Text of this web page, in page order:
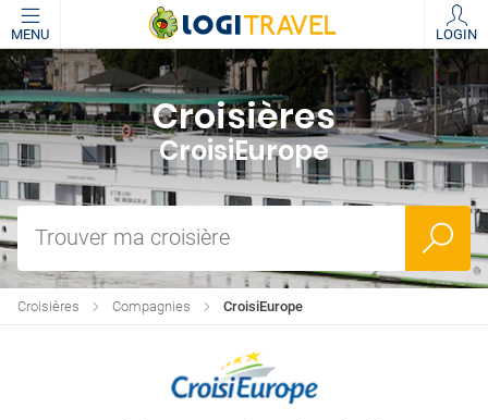
MENU LOGIN
Croisières
CroisiEurope
Trouver ma croisière
CroisiEurope
Compagnies
Croisières